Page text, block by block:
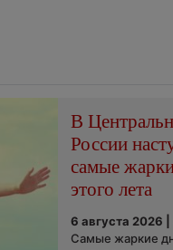
В
России
самые
этого лета
6 августа 2026
Самые жаркие